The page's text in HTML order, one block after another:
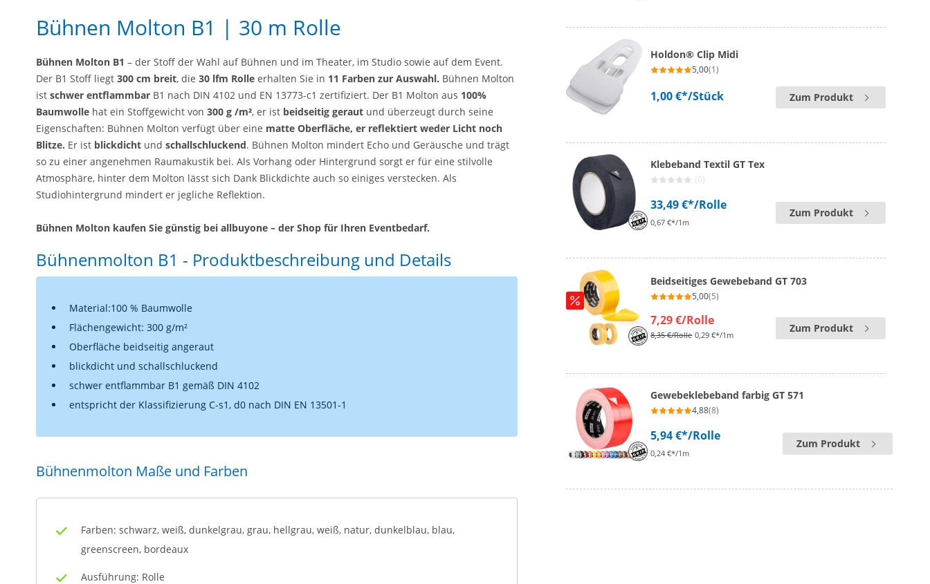
Bühnen Molton B1 | 30 m Rolle
Bühnen Molton B1 – der Stoff der Wahl auf Bühnen und im Theater, im Studio sowie auf dem Event.
Der B1 Stoff liegt 300 cm breit, die 30 lfm Rolle erhalten Sie in 11 Farben zur Auswahl. Bühnen Molton
ist schwer entflammbar B1 nach DIN 4102 und EN 13773-c1 zertifiziert. Der B1 Molton aus 100%
Baumwolle hat ein Stoffgewicht von 300 g /m², er ist beidseitig geraut und überzeugt durch seine
Eigenschaften: Bühnen Molton verfügt über eine matte Oberfläche, er reflektiert weder Licht noch
Blitze. Er ist blickdicht und schallschluckend. Bühnen Molton mindert Echo und Geräusche und trägt
so zu einer angenehmen Raumakustik bei. Als Vorhang oder Hintergrund sorgt er für eine stilvolle
Atmosphäre, hinter dem Molton lässt sich Dank Blickdichte auch so einiges verstecken. Als
Studiohintergrund mindert er jegliche Reflektion.
Bühnen Molton kaufen Sie günstig bei allbuyone – der Shop für Ihren Eventbedarf.
Bühnenmolton B1 - Produktbeschreibung und Details
Material:100 % Baumwolle
Flächengewicht: 300 g/m²
Oberfläche beidseitig angeraut
blickdicht und schallschluckend
schwer entflammbar B1 gemäß DIN 4102
entspricht der Klassifizierung C-s1, d0 nach DIN EN 13501-1
Bühnenmolton Maße und Farben
Farben: schwarz, weiß, dunkelgrau, grau, hellgrau, weiß, natur, dunkelblau, blau,
greenscreen, bordeaux
Ausführung: Rolle
Holdon® Clip Midi
5,00(1)
1,00 €*/Stück Zum Produkt
Klebeband Textil GT Tex
(0)
33,49 €*/Rolle
0,67 €*/1m
Zum Produkt
Beidseitiges Gewebeband GT 703
5,00(5)
7,29 €/Rolle
8,35 €/Rolle 0,29 €*/1m
Zum Produkt
Gewebeklebeband farbig GT 571
4,88(8)
5,94 €*/Rolle
0,24 €*/1m
Zum Produkt